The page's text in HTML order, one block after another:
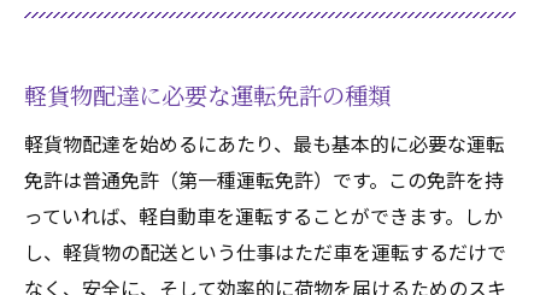
軽貨物配達に必要な運転免許の種類
軽貨物配達を始めるにあたり、最も基本的に必要な運転
免許は普通免許（第一種運転免許）です。この免許を持
っていれば、軽自動車を運転することができます。しか
し、軽貨物の配送という仕事はただ車を運転するだけで
なく、安全に、そして効率的に荷物を届けるためのスキ